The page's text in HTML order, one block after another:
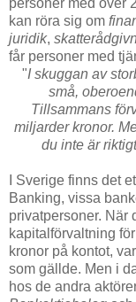
kan röra sig om
juridik,
får personer med
"I skuggan av
små,
Tillsammans
miljarder kronor.
du inte är
I Sverige finns det
Banking, vissa
privatpersoner. När
kapitalförvaltning
kronor på kontot,
som gällde. Men i
hos de andra